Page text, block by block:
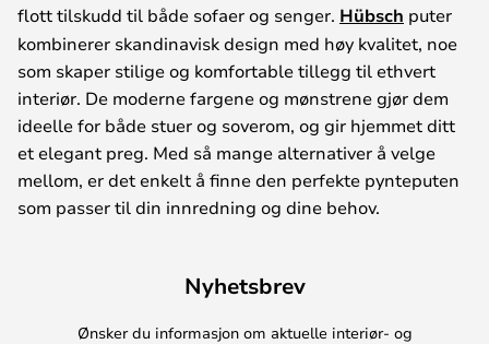
flott tilskudd til både sofaer og senger. Hübsch puter
kombinerer skandinavisk design med høy kvalitet, noe
som skaper stilige og komfortable tillegg til ethvert
interiør. De moderne fargene og mønstrene gjør dem
ideelle for både stuer og soverom, og gir hjemmet ditt
et elegant preg. Med så mange alternativer å velge
mellom, er det enkelt å finne den perfekte pynteputen
som passer til din innredning og dine behov.
Nyhetsbrev
Ønsker du informasjon om aktuelle interiør- og